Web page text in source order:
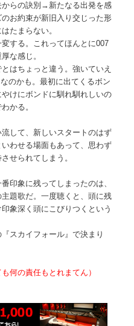
からの訣別→新たなる出発を感
お約束が新旧入り交じった形
たまらない。
する。これってほんとに007
な感じ。
はちょっと違う。強いていえ
のかも。最初に出てくるボン
けにボンドに馴れ馴れしいの
かる。
して、新しいスタートのはず
わせる場面もあって、思わず
せられてしまう。
印象に残ってしまったのは、
題歌だ。一度聴くと、頭に残
象深く頭にこびりつくという
スカイフォール』で決まり
何の責任もとれまてん）